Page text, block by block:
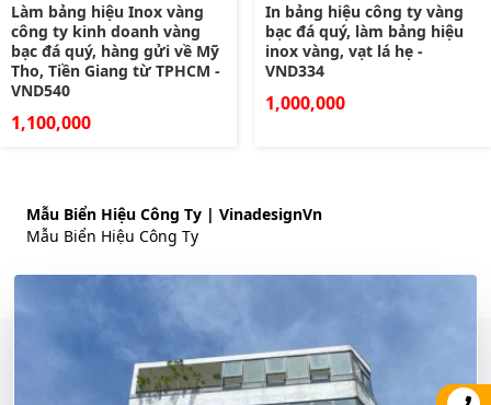
Làm bảng hiệu Inox vàng
công ty kinh doanh vàng
bạc đá quý, hàng gửi về Mỹ
Tho, Tiền Giang từ TPHCM -
VND540
1,100,000
In bảng hiệu công ty vàng
bạc đá quý, làm bảng hiệu
inox vàng, vạt lá hẹ -
VND334
1,000,000
Mẫu Biển Hiệu Công Ty | VinadesignVn
Mẫu Biển Hiệu Công Ty